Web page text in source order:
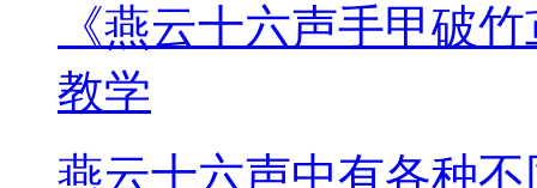
《燕云十六声手甲破
教学
燕云十六声中有各种